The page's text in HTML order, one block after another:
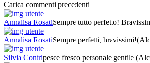
Carica commenti precedenti
Annalisa RosatiSempre tutto perfetto!
Annalisa RosatiSempre perfetti, bravissimi!
Silvia Contripesce fresco personale gentile